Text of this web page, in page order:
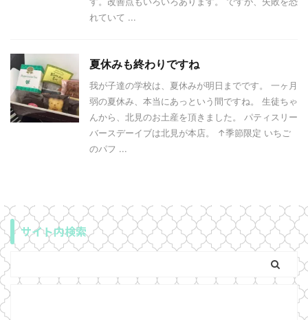
れていて ...
夏休みも終わりですね
我が子達の学校は、夏休みが明日までです。 一ヶ月
弱の夏休み、本当にあっという間ですね。 生徒ちゃ
んから、北見のお土産を頂きました。 パティスリー
バースデーイブは北見が本店。 ↑季節限定 いちご
のパフ ...
サイト内検索